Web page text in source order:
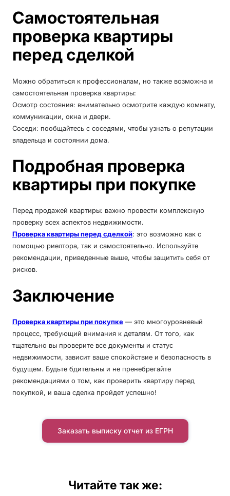
Самостоятельная
проверка квартиры
перед сделкой
Можно обратиться к профессионалам, но также возможна и
самостоятельная проверка квартиры:
Осмотр состояния: внимательно осмотрите каждую комнату,
коммуникации, окна и двери.
Соседи: пообщайтесь с соседями, чтобы узнать о репутации
владельца и состоянии дома.
Подробная проверка
квартиры при покупке
Перед продажей квартиры: важно провести комплексную
проверку всех аспектов недвижимости.
Проверка квартиры перед сделкой: это возможно как с
помощью риелтора, так и самостоятельно. Используйте
рекомендации, приведенные выше, чтобы защитить себя от
рисков.
Заключение
Проверка квартиры при покупке — это многоуровневый
процесс, требующий внимания к деталям. От того, как
тщательно вы проверите все документы и статус
недвижимости, зависит ваше спокойствие и безопасность в
будущем. Будьте бдительны и не пренебрегайте
рекомендациями о том, как проверить квартиру перед
покупкой, и ваша сделка пройдет успешно!
Заказать выписку отчет из ЕГРН
Читайте так же: